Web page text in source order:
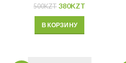
500KZT 380KZT
В КОРЗИНУ